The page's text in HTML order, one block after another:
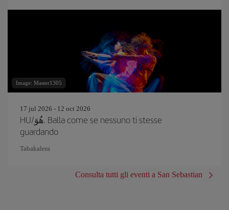
Image: Master1305
17 jul 2026 - 12 oct 2026
HU/هُوَ. Balla come se nessuno ti stesse
guardando
Tabakalera
Consulta tutti gli eventi a San Sebastian